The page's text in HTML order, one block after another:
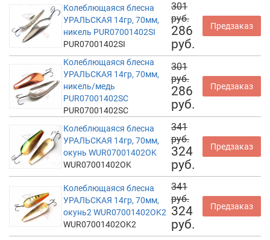
Колеблющаяся блесна
УРАЛЬСКАЯ 14гр, 70мм,
никель PUR07001402SI
PUR07001402SI
301
руб.
286
руб.
Предзаказ
Колеблющаяся блесна
УРАЛЬСКАЯ 14гр, 70мм,
никель/медь
PUR07001402SC
PUR07001402SC
301
руб.
286
руб.
Предзаказ
Колеблющаяся блесна
УРАЛЬСКАЯ 14гр, 70мм,
окунь WUR07001402OK
WUR07001402OK
341
руб.
324
руб.
Предзаказ
Колеблющаяся блесна
УРАЛЬСКАЯ 14гр, 70мм,
окунь2 WUR07001402OK2
WUR07001402OK2
341
руб.
324
руб.
Предзаказ